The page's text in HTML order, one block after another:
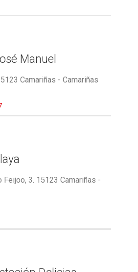
Manuel
Camariñas - Camariñas
Feijoo, 3. 15123 Camariñas -